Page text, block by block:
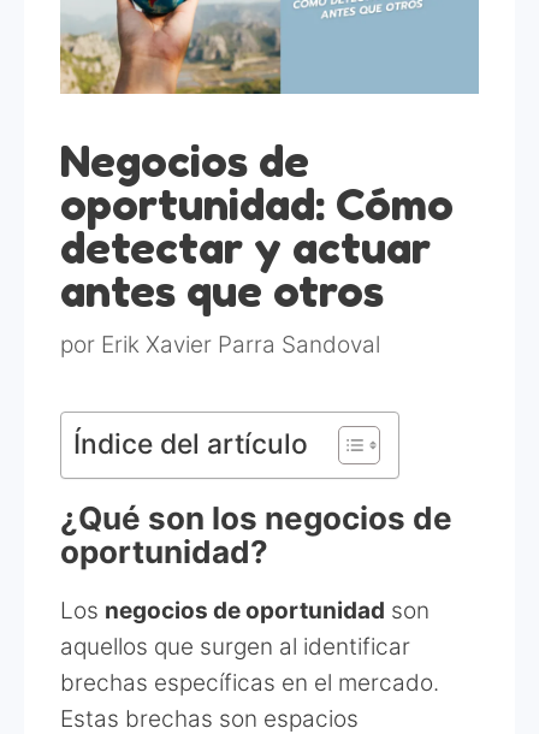
Negocios de
oportunidad: Cómo
detectar y actuar
antes que otros
por Erik Xavier Parra Sandoval
Índice del artículo
¿Qué son los negocios de
oportunidad?
Los negocios de oportunidad son
aquellos que surgen al identificar
brechas específicas en el mercado.
Estas brechas son espacios